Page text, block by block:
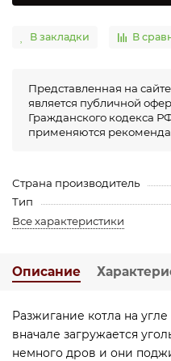
В закладки В
Представленная на
является публичной
Гражданского кодекса
применяются
Страна производитель
Тип
Все характеристики
Описание
Разжигание котла на
вначале загружается
немного дров и они